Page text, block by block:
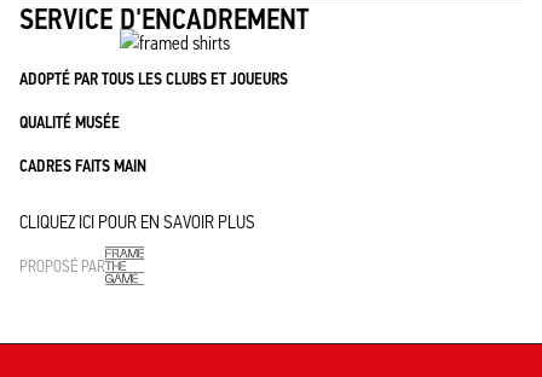
SERVICE D'ENCADREMENT
ADOPTÉ PAR TOUS LES CLUBS ET JOUEURS
QUALITÉ MUSÉE
CADRES FAITS MAIN
CLIQUEZ ICI POUR EN SAVOIR PLUS
PROPOSÉ PAR